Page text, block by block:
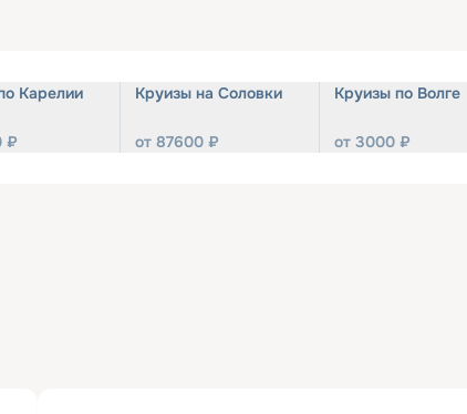
Карелии
₽
Круизы на Соловки
от 87600 ₽
Круизы по Волге
от 3000 ₽